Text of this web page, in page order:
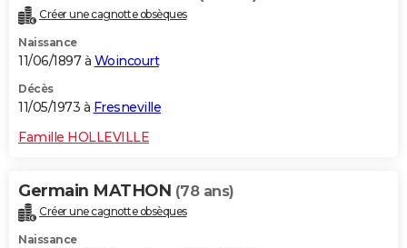
Créer une cagnotte obsèques
Naissance
11/06/1897 à Woincourt
Décès
11/05/1973 à Fresneville
Famille HOLLEVILLE
Germain MATHON (78 ans)
Créer une cagnotte obsèques
Naissance